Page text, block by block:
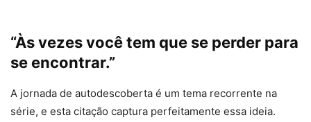
“Às vezes você tem que se perder para
se encontrar.”
A jornada de autodescoberta é um tema recorrente na
série, e esta citação captura perfeitamente essa ideia.